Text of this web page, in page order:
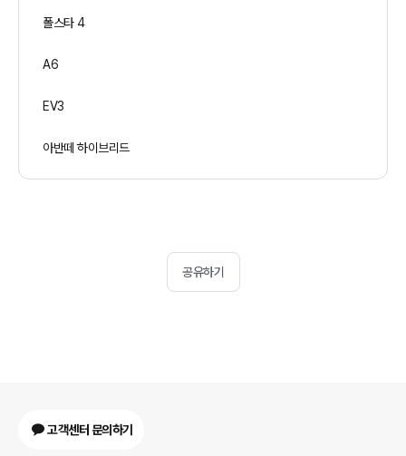
폴스타 4
A6
EV3
아반떼 하이브리드
공유하기
고객센터 문의하기